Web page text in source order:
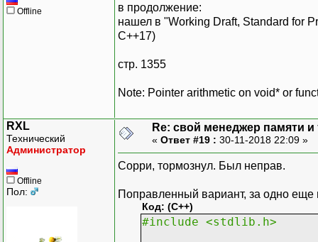
Offline
в продолжение:
нашел в "Working Draft, Standard for
С++17)
стр. 1355
Note: Pointer arithmetic on void* or
RXL
Технический
Администратор
Offline
Пол:
Re: свой менеджер памяти
« Ответ #19 : 30-11-2018 22:09 »
Сорри, тормознул. Был неправ.
Поправленный вариант, за одно еще
Код: (C++)
#include <stdlib.h>